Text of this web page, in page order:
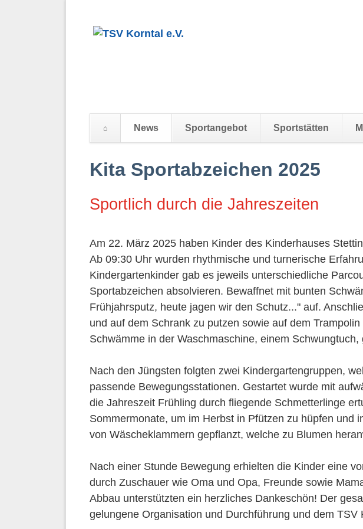
News Sportangebot Sportstätten
überspringen
Kita Sportabzeichen 2025
Sportlich durch die Jahreszeiten
Am 22. März 2025 haben Kinder des Kinderhauses
Ab 09:30 Uhr wurden rhythmische und turnerische
Kindergartenkinder gab es jeweils unterschiedliche
Sportabzeichen absolvieren. Bewaffnet mit bunten
Frühjahrsputz, heute jagen wir den Schutz..." auf.
und auf dem Schrank zu putzen sowie auf dem
Schwämme in der Waschmaschine, einem Schwungtuch,
Nach den Jüngsten folgten zwei Kindergartengruppen,
passende Bewegungsstationen. Gestartet wurde mit
die Jahreszeit Frühling durch fliegende Schmetterlinge
Sommermonate, um im Herbst in Pfützen zu hüpfen und
von Wäscheklammern gepflanzt, welche zu Blumen
Nach einer Stunde Bewegung erhielten die Kinder eine
durch Zuschauer wie Oma und Opa, Freunde sowie
Abbau unterstützten ein herzliches Dankeschön! Der
gelungene Organisation und Durchführung und dem